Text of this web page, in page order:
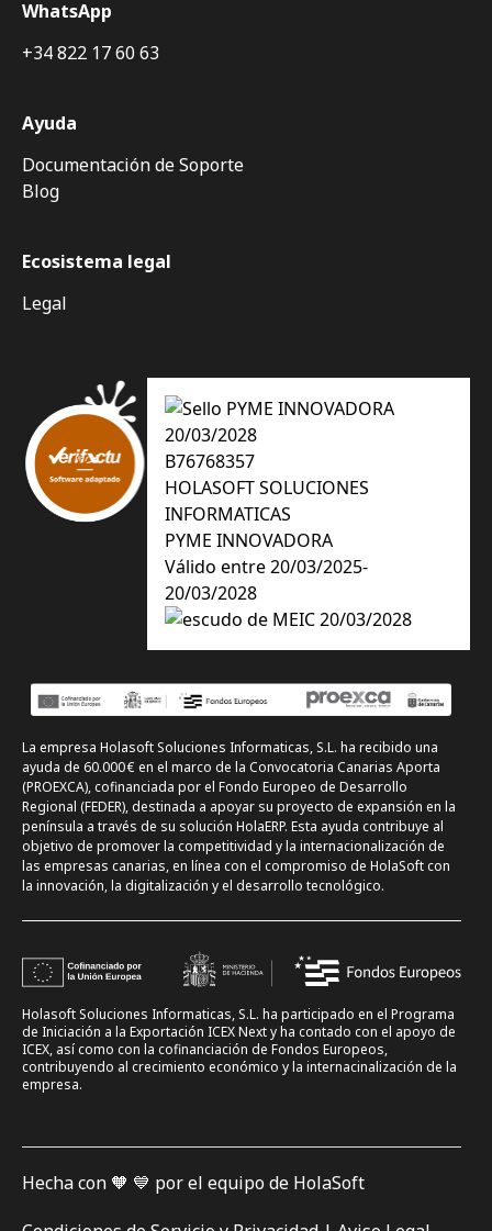
WhatsApp
+34 822 17 60 63
Ayuda
Documentación de Soporte
Blog
Ecosistema legal
Legal
B76768357
HOLASOFT SOLUCIONES
INFORMATICAS
PYME INNOVADORA
Válido entre 20/03/2025-
20/03/2028
La empresa Holasoft Soluciones Informaticas, S.L. ha recibido una
ayuda de 60.000 € en el marco de la Convocatoria Canarias Aporta
(PROEXCA), cofinanciada por el Fondo Europeo de Desarrollo
Regional (FEDER), destinada a apoyar su proyecto de expansión en la
península a través de su solución HolaERP. Esta ayuda contribuye al
objetivo de promover la competitividad y la internacionalización de
las empresas canarias, en línea con el compromiso de HolaSoft con
la innovación, la digitalización y el desarrollo tecnológico.
Holasoft Soluciones Informaticas, S.L. ha participado en el Programa
de Iniciación a la Exportación ICEX Next y ha contado con el apoyo de
ICEX, así como con la cofinanciación de Fondos Europeos,
contribuyendo al crecimiento económico y la internacinalización de la
empresa.
Hecha con 🧡 💙 por el equipo de HolaSoft